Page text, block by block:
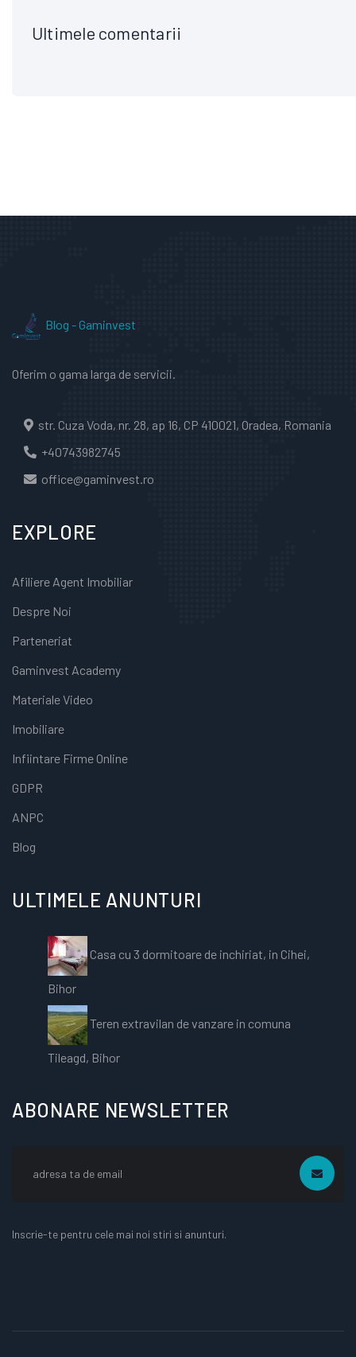
Ultimele comentarii
Blog - Gaminvest
Oferim o gama larga de servicii.
str. Cuza Voda, nr. 28, ap 16, CP 410021, Oradea, Romania
+40743982745
office@gaminvest.ro
EXPLORE
Afiliere Agent Imobiliar
Despre Noi
Parteneriat
Gaminvest Academy
Materiale Video
Imobiliare
Infiintare Firme Online
GDPR
ANPC
Blog
ULTIMELE ANUNTURI
Casa cu 3 dormitoare de inchiriat, in Cihei,
Bihor
Teren extravilan de vanzare in comuna
Tileagd, Bihor
ABONARE NEWSLETTER
Inscrie-te pentru cele mai noi stiri si anunturi.